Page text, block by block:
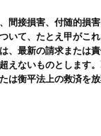
間接損害、付随的損
いて、たとえ甲がこ
、最新の請求または
えないものとします
は衡平法上の救済を